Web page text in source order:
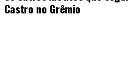
Castro no Grêmio